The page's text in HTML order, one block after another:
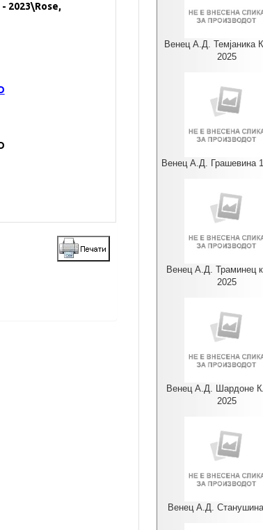
2023\Rose,
Венец А.Д. Темјаника
2025
Венец А.Д. Грашевина
Венец А.Д. Траминец
2025
Венец А.Д. Шардоне
2025
Венец А.Д.